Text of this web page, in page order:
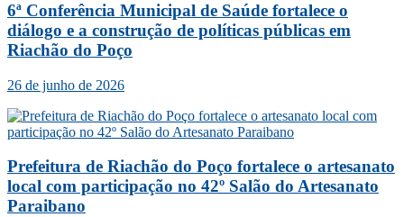
6ª Conferência Municipal de Saúde fortalece o
diálogo e a construção de políticas públicas em
Riachão do Poço
26 de junho de 2026
Prefeitura de Riachão do Poço fortalece o artesanato
local com participação no 42º Salão do Artesanato
Paraibano